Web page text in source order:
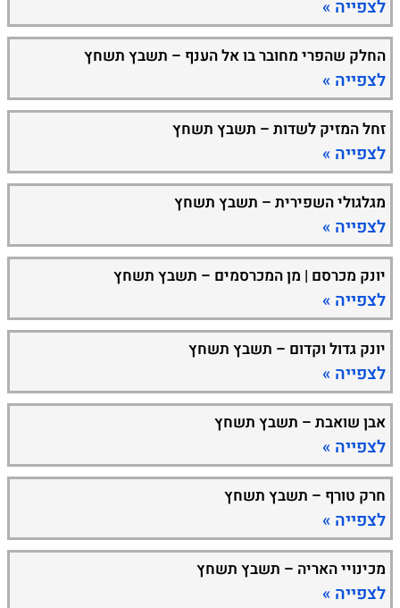
לצפייה »
החלק שהפרי מחובר בו אל הענף – תשבץ תשחץ
לצפייה »
זחל המזיק לשדות – תשבץ תשחץ
לצפייה »
מגלגולי השפירית – תשבץ תשחץ
לצפייה »
יונק מכרסם | מן המכרסמים – תשבץ תשחץ
לצפייה »
יונק גדול וקדום – תשבץ תשחץ
לצפייה »
אבן שואבת – תשבץ תשחץ
לצפייה »
חרק טורף – תשבץ תשחץ
לצפייה »
מכינויי האריה – תשבץ תשחץ
לצפייה »